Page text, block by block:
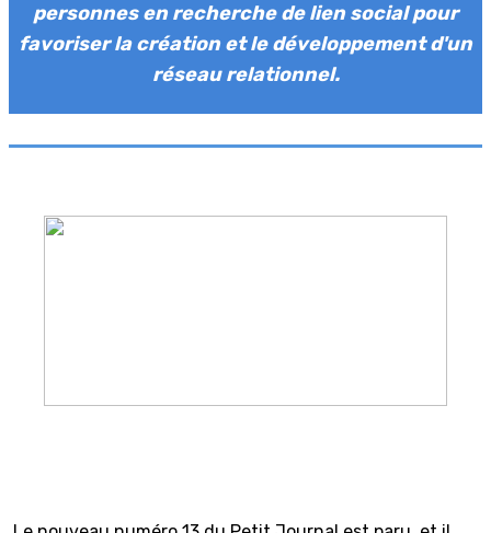
personnes en recherche de lien social pour
favoriser la création et le développement d'un
réseau relationnel.